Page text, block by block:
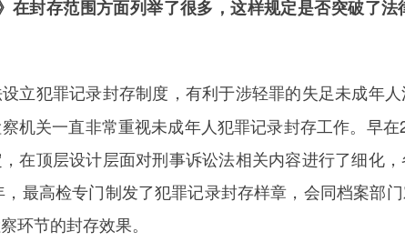
在封存范围方面列举了很多，这样规定是否突破了
立犯罪记录封存制度，有利于涉轻罪的失足未成年
机关一直非常重视未成年人犯罪记录封存工作。早
在顶层设计层面对刑事诉讼法相关内容进行了细化
最高检专门制发了犯罪记录封存样章，会同档案部
环节的封存效果。